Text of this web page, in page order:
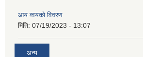
आय व्वयको विवरण
मिति: 07/19/2023 - 13:07
अन्य